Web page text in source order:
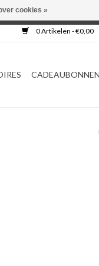
0 Artikelen - €0,00
CADEAUBONNEN
cookies »